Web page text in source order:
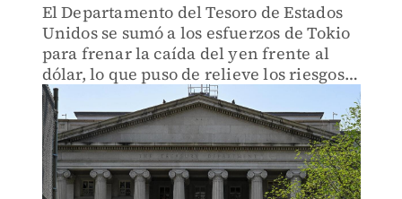
El Departamento del Tesoro de Estados
Unidos se sumó a los esfuerzos de Tokio
para frenar la caída del yen frente al
dólar, lo que puso de relieve los riesgos
que representa la turbulencia en los
mercados japoneses.